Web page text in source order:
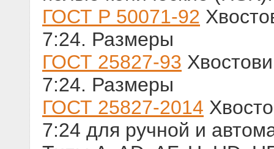
ГОСТ Р 50071-92
7:24. Размеры
ГОСТ 25827-93
7:24. Размеры
ГОСТ 25827-2014
7:24 для ручной и